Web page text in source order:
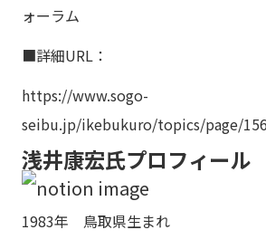
ォーラム
■詳細URL：
https://www.sogo-
seibu.jp/ikebukuro/topics/page/
浅井康宏氏プロフィール
1983年 鳥取県生まれ